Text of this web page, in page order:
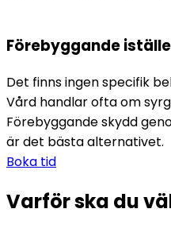
Förebyggande
Det finns ingen specifik
Vård handlar ofta om
Förebyggande skydd
är det bästa alternativet.
Boka tid
Varför ska du